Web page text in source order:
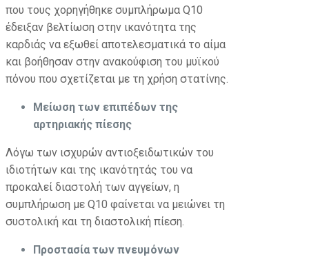
που τους χορηγήθηκε συμπλήρωμα Q10
έδειξαν βελτίωση στην ικανότητα της
καρδιάς να εξωθεί αποτελεσματικά το αίμα
και βοήθησαν στην ανακούφιση του μυϊκού
πόνου που σχετίζεται με τη χρήση στατίνης.
Μείωση των επιπέδων της
αρτηριακής πίεσης
Λόγω των ισχυρών αντιοξειδωτικών του
ιδιοτήτων και της ικανότητάς του να
προκαλεί διαστολή των αγγείων, η
συμπλήρωση με Q10 φαίνεται να μειώνει τη
συστολική και τη διαστολική πίεση.
Προστασία των πνευμόνων